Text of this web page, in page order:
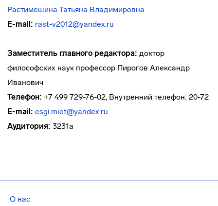
О нас
Растимешина Татьяна Владимировна
E-mail: rast-v2012@yandex.ru
Заместитель главного редактора: доктор
философских наук профессор Пирогов Александр
Иванович
Телефон: +7 499 729-76-02, Внутренний телефон: 20-72
E-mail: esgi.miet@yandex.ru
Аудитория: 3231а